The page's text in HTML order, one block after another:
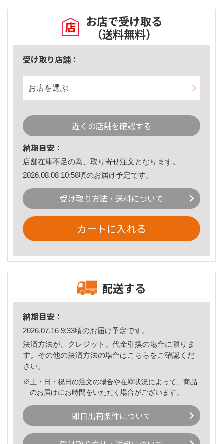
お店で受け取る
（送料無料）
受け取り店舗：
お店を選ぶ
近くの店舗を確認する
納期目安：
店舗在庫不足の為、取り寄せ注文となります。
2026.08.08 10:58頃のお届け予定です。
受け取り方法・送料について
カートに入れる
配送する
納期目安：
2026.07.16 9:33頃のお届け予定です。
決済方法が、クレジット、代金引換の場合に限りま
す。その他の決済方法の場合はこちら をご確認くだ
さい。
※土・日・祝日の注文の場合や在庫状況によって、商品
のお届けにお時間をいただく場合がございます。
即日出荷条件について